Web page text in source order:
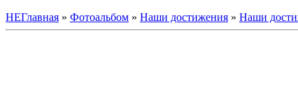
НЕГлавная » Фотоальбом » Наши достижения » Наши